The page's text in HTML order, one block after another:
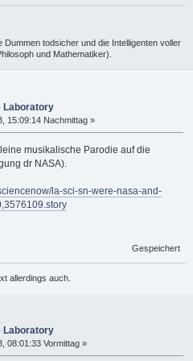
todsicher und die Intelligenten voller
und Mathematiker).
Laboratory
15:09:14 Nachmittag »
musikalische Parodie auf die
dr NASA).
la-sci-sn-were-nasa-and-
Gespeichert
allerdings auch.
Laboratory
08:01:33 Vormittag »